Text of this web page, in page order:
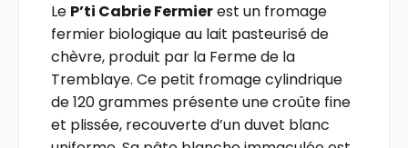
Le P’ti Cabrie Fermierest un fromage
fermier biologique au lait pasteurisé de
chèvre, produit par la Ferme de la
Tremblaye. Ce petit fromage cylindrique
de 120 grammes présente une croûte fine
et plissée, recouverte d’un duvet blanc